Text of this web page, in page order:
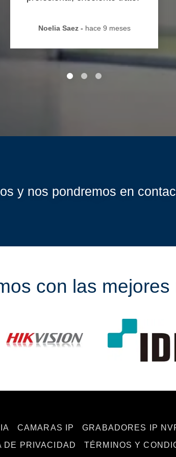
Noelia Saez- hace 9 meses
y nos pondremos en
con las mejores
CAMARAS IP GRABADORES IP
DE PRIVACIDAD
TÉRMINOS Y